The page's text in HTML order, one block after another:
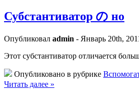
Субстантиватор の но
Опубликовал admin - Январь 20th,
Этот субстантиватор отличается
Опубликовано в рубрике
Читать далее »